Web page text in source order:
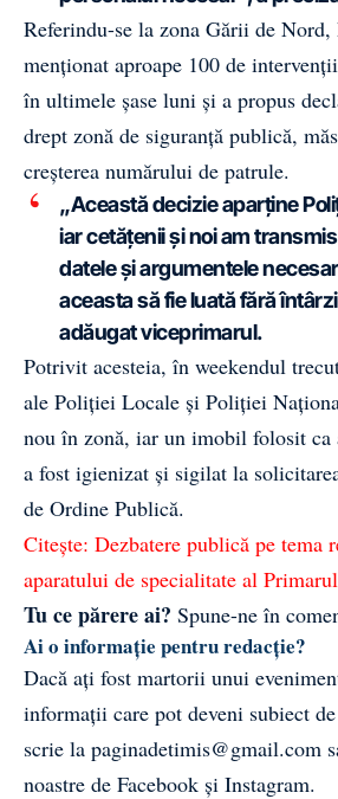
Referindu-se la zona Gării de Nord,
menționat aproape 100 de
în ultimele șase luni și a propus
drept zonă de siguranță publică,
creșterea numărului de patrule.
„Această decizie aparține
iar cetățenii și noi am
datele și argumentele
aceasta să fie luată fără
adăugat viceprimarul.
Potrivit acesteia, în weekendul
ale Poliției Locale și Poliției
nou în zonă, iar un imobil folosit ca
a fost igienizat și sigilat la
de Ordine Publică.
Citește: Dezbatere publică pe tema
aparatului de specialitate al
Tu ce părere ai? Spune-ne în
Ai o informație pentru redacție?
Dacă ați fost martorii unui
informații care pot deveni subiect
scrie la paginadetimis@gmail.com
noastre de Facebook și Instagram.